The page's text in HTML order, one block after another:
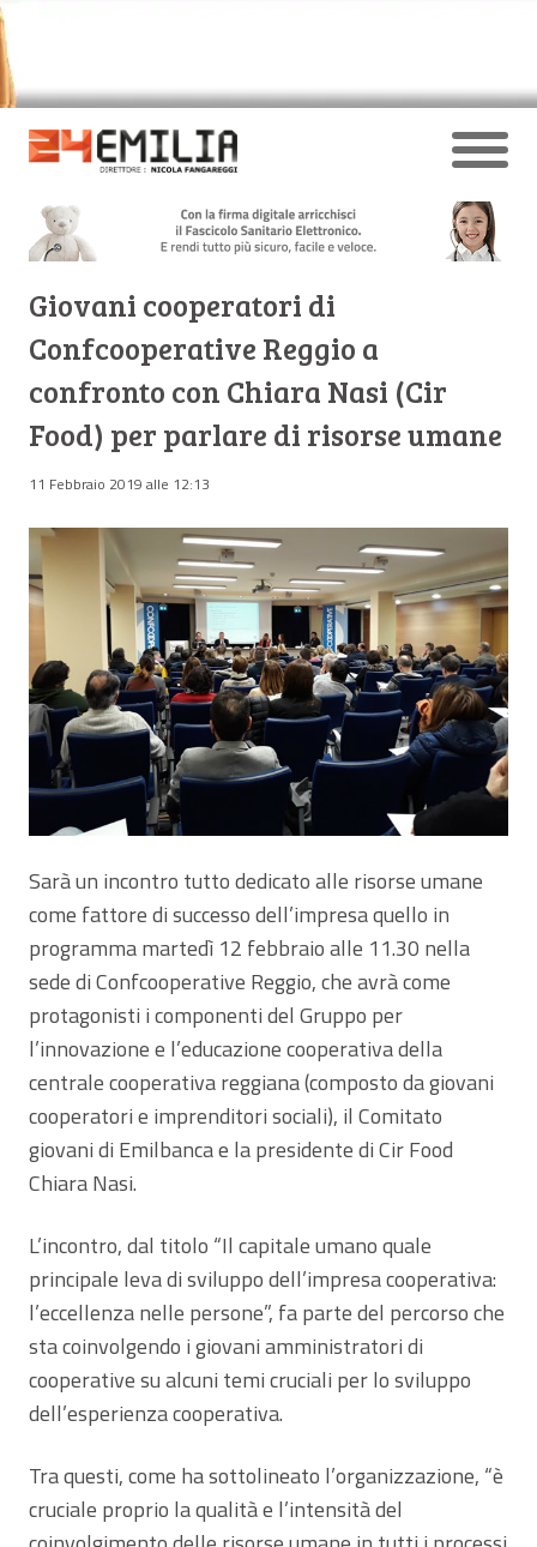
Giovani cooperatori di
Confcooperative Reggio a
confronto con Chiara Nasi (Cir
Food) per parlare di risorse umane
11 Febbraio 2019 alle 12:13
Sarà un incontro tutto dedicato alle risorse umane
come fattore di successo dell’impresa quello in
programma martedì 12 febbraio alle 11.30 nella
sede di Confcooperative Reggio, che avrà come
protagonisti i componenti del Gruppo per
l’innovazione e l’educazione cooperativa della
centrale cooperativa reggiana (composto da giovani
cooperatori e imprenditori sociali), il Comitato
giovani di Emilbanca e la presidente di Cir Food
Chiara Nasi.
L’incontro, dal titolo “Il capitale umano quale
principale leva di sviluppo dell’impresa cooperativa:
l’eccellenza nelle persone”, fa parte del percorso che
sta coinvolgendo i giovani amministratori di
cooperative su alcuni temi cruciali per lo sviluppo
dell’esperienza cooperativa.
Tra questi, come ha sottolineato l’organizzazione, “è
cruciale proprio la qualità e l’intensità del